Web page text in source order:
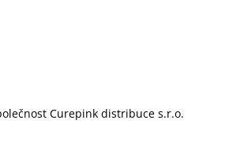
Curepink distribuce s.r.o.